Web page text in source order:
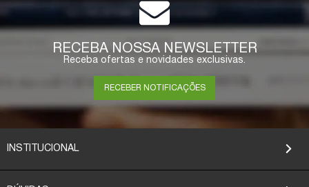
RECEBA NOSSA NEWSLETTER
Receba ofertas e novidades exclusivas.
RECEBER NOTIFICAÇÕES
INSTITUCIONAL